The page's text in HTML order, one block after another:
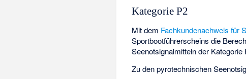
Kategorie P2
Mit dem Fachkundenachweis für
Sportbootführerscheins die
Seenotsignalmitteln der Kategorie
Zu den pyrotechnischen